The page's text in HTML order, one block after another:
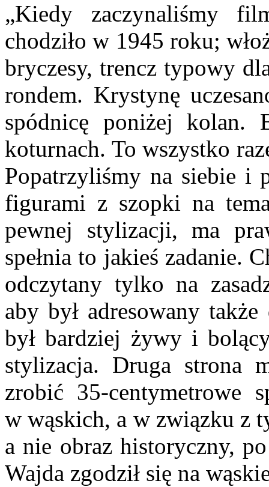
„Kiedy zaczynaliśmy
chodziło w 1945 roku;
bryczesy, trencz typowy
rondem. Krystynę
spódnicę poniżej kolan.
koturnach. To wszystko
Popatrzyliśmy na siebie i
figurami z szopki na
pewnej stylizacji, ma
spełnia to jakieś zadanie.
odczytany tylko na
aby był adresowany
był bardziej żywy i
stylizacja. Druga strona
zrobić 35-centymetrowe
w wąskich, a w związku z
a nie obraz historyczny,
Wajda zgodził się na